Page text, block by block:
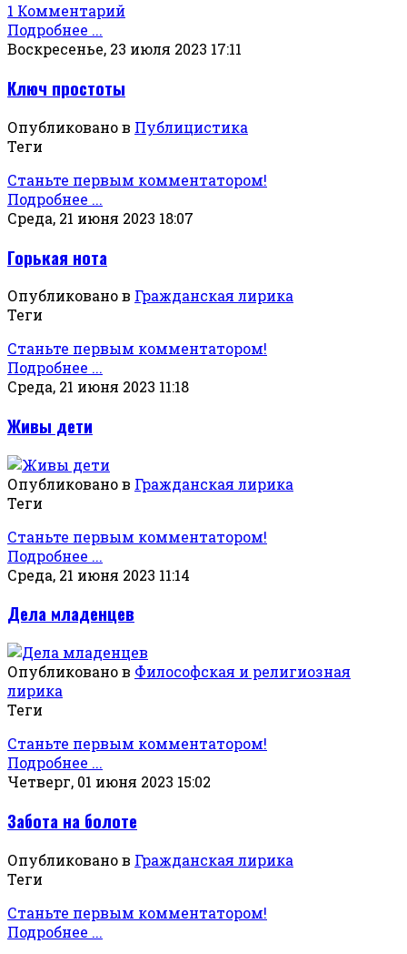
1 Комментарий
Подробнее ...
Воскресенье, 23 июля 2023 17:11
Ключ простоты
Опубликовано в Публицистика
Теги
Станьте первым комментатором!
Подробнее ...
Среда, 21 июня 2023 18:07
Горькая нота
Опубликовано в Гражданская лирика
Теги
Станьте первым комментатором!
Подробнее ...
Среда, 21 июня 2023 11:18
Живы дети
Опубликовано в Гражданская лирика
Теги
Станьте первым комментатором!
Подробнее ...
Среда, 21 июня 2023 11:14
Дела младенцев
Опубликовано в Философская и религиозная
лирика
Теги
Станьте первым комментатором!
Подробнее ...
Четверг, 01 июня 2023 15:02
Забота на болоте
Опубликовано в Гражданская лирика
Теги
Станьте первым комментатором!
Подробнее ...